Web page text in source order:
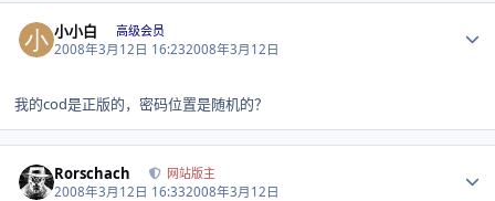
小小白 高级会员
2008年3月12日 16:232008年3月12日
我的cod是正版的，密码位置是随机的？
Rorschach 网站版主
2008年3月12日 16:332008年3月12日